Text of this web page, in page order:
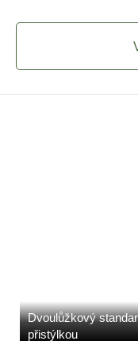
Dvoulůžkový
přistýlkou